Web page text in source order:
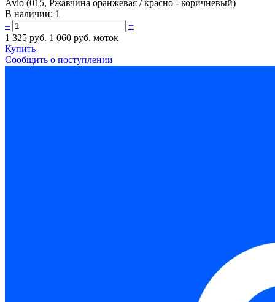
Avio (015, Ржавчина оранжевая / красно - коричневый)
В наличии: 1
–
+
1 325 руб. 1 060 руб. моток
Купить
Сообщить о поступлении